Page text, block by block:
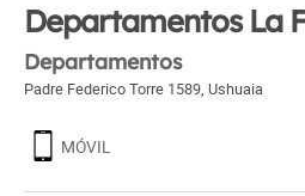
Departamentos La
Departamentos
Padre Federico Torre 1589, Ushuaia
MÓVIL